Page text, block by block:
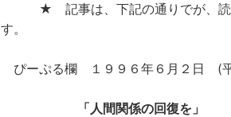
★ 記事は、下記の通りでが、読み
す。
ぴーぷる欄 １９９６年６月２
「人間関係の回復を」